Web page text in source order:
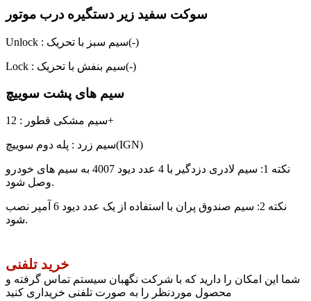
سوکت سفید زیر دستگیره درب موتور
Unlock : سیم سبز با تحریک(-)
Lock : سیم بنفش با تحریک(-)
سیم های پشت سوییچ
سیم مشکی قطور : 12+
سیم زرد : پله دوم سوییچ(IGN)
نکته 1: سیم لادری دزدگیر با 4 عدد دیود 4007 به سیم های خودرو
وصل شود.
نکته 2: سیم صندوق پران با استفاده از یک عدد دیود 6 آمپر نصب
شود.
خرید تلفنی
شما این امکان را دارید که با شرکت نگهبان سیستم تماس گرفته و
محصول موردنظر را به صورت تلفنی خریداری کنید